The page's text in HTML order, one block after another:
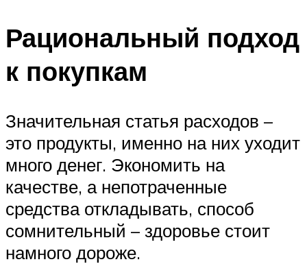
Рациональный подход
к покупкам
Значительная статья расходов –
это продукты, именно на них уходит
много денег. Экономить на
качестве, а непотраченные
средства откладывать, способ
сомнительный – здоровье стоит
намного дороже.